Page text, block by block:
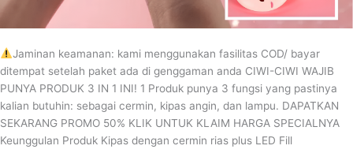
Jaminan keamanan: kami menggunakan fasilitas COD/ bayar
ditempat setelah paket ada di genggaman anda CIWI-CIWI WAJIB
PUNYA PRODUK 3 IN 1 INI! 1 Produk punya 3 fungsi yang pastinya
kalian butuhin: sebagai cermin, kipas angin, dan lampu. DAPATKAN
SEKARANG PROMO 50% KLIK UNTUK KLAIM HARGA SPECIALNYA
Keunggulan Produk Kipas dengan cermin rias plus LED Fill